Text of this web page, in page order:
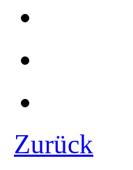
Zurück